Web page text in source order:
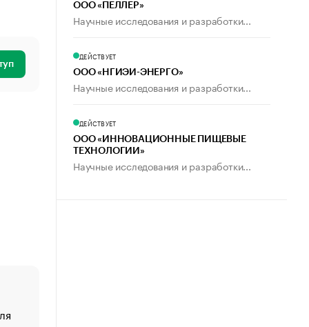
ООО «ПЕЛЛЕР»
Научные исследования и разработки...
ДЕЙСТВУЕТ
ООО «НГИЭИ-ЭНЕРГО»
Научные исследования и разработки...
ДЕЙСТВУЕТ
ООО «ИННОВАЦИОННЫЕ ПИЩЕВЫЕ
ТЕХНОЛОГИИ»
Научные исследования и разработки...